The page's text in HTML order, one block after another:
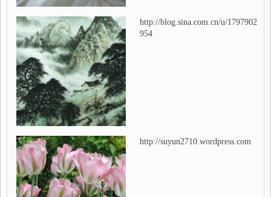
http://blog.sina.com.cn/u/1797902
954
http://suyun2710.wordpress.com